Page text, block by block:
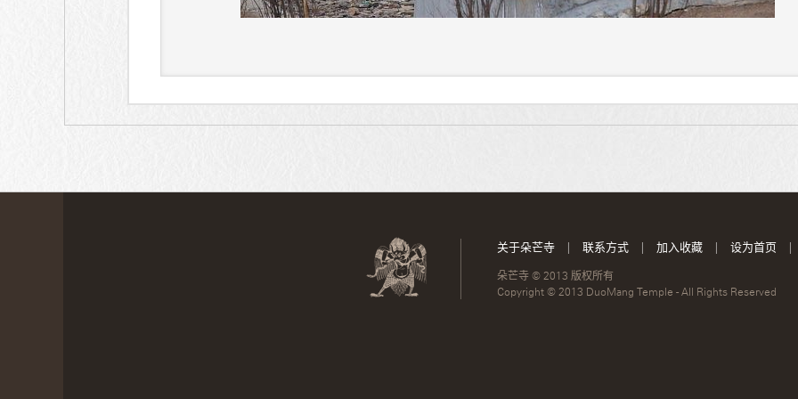
关于朵芒寺 | 联系方式 | 加入收藏 | 设为首页 |
朵芒寺 © 2013 版权所有
Copyright © 2013 DuoMang Temple - All Rights Reserved